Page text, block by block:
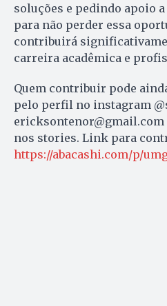
soluções e pedindo apoio
para não perder essa
contribuirá
carreira acadêmica e
Quem contribuir pode
pelo perfil no instagram
ericksontenor@gmail.com
nos stories. Link para
https://abacashi.com/p/